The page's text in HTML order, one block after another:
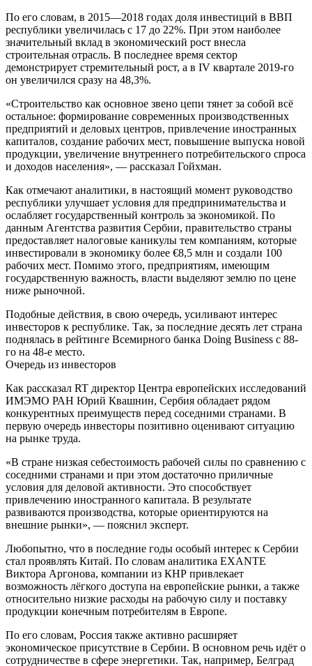
По его словам, в 2015—2018 годах доля инвестиций в ВВП
республики увеличилась с 17 до 22%. При этом наиболее
значительный вклад в экономический рост внесла
строительная отрасль. В последнее время сектор
демонстрирует стремительный рост, а в IV квартале 2019-го
он увеличился сразу на 48,3%.
«Строительство как основное звено цепи тянет за собой всё
остальное: формирование современных производственных
предприятий и деловых центров, привлечение иностранных
капиталов, создание рабочих мест, повышение выпуска новой
продукции, увеличение внутреннего потребительского спроса
и доходов населения», — рассказал Гойхман.
Как отмечают аналитики, в настоящий момент руководство
республики улучшает условия для предпринимательства и
ослабляет государственный контроль за экономикой. По
данным Агентства развития Сербии, правительство страны
предоставляет налоговые каникулы тем компаниям, которые
инвестировали в экономику более €8,5 млн и создали 100
рабочих мест. Помимо этого, предприятиям, имеющим
государственную важность, власти выделяют землю по цене
ниже рыночной.
Подобные действия, в свою очередь, усиливают интерес
инвесторов к республике. Так, за последние десять лет страна
поднялась в рейтинге Всемирного банка Doing Business с 88-
го на 48-е место.
Очередь из инвесторов
Как рассказал RT директор Центра европейских исследований
ИМЭМО РАН Юрий Квашнин, Сербия обладает рядом
конкурентных преимуществ перед соседними странами. В
первую очередь инвесторы позитивно оценивают ситуацию
на рынке труда.
«В стране низкая себестоимость рабочей силы по сравнению с
соседними странами и при этом достаточно приличные
условия для деловой активности. Это способствует
привлечению иностранного капитала. В результате
развиваются производства, которые ориентируются на
внешние рынки», — пояснил эксперт.
Любопытно, что в последние годы особый интерес к Сербии
стал проявлять Китай. По словам аналитика EXANTE
Виктора Аргонова, компании из КНР привлекает
возможность лёгкого доступа на европейские рынки, а также
относительно низкие расходы на рабочую силу и поставку
продукции конечным потребителям в Европе.
По его словам, Россия также активно расширяет
экономическое присутствие в Сербии. В основном речь идёт о
сотрудничестве в сфере энергетики. Так, например, Белград